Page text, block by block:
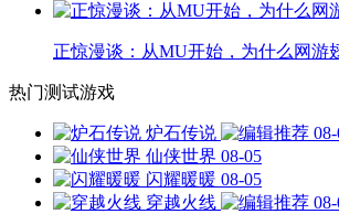
正惊漫谈：从MU开始，为什么网游
热门测试游戏
炉石传说
仙侠世界 08-05
闪耀暖暖 08-05
穿越火线